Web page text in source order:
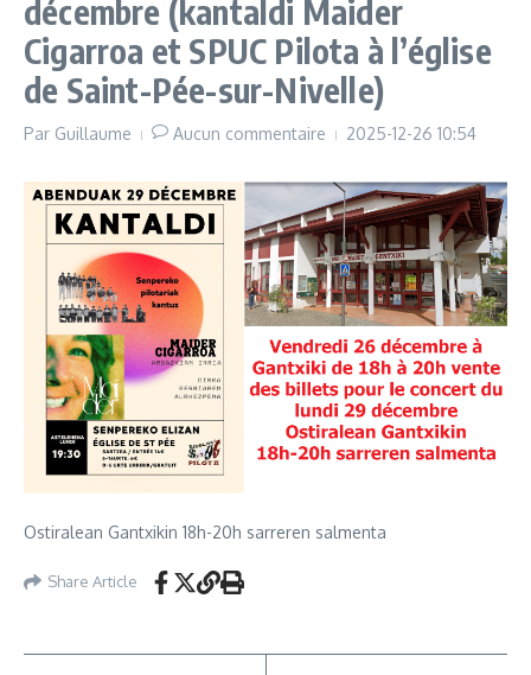
YouTube)
décembre (kantaldi Maider
Cigarroa et SPUC Pilota à l’église
de Saint-Pée-sur-Nivelle)
Par Guillaume Aucun commentaire 2025-12-26 10:54
Ostiralean Gantxikin 18h-20h sarreren salmenta
Share Article